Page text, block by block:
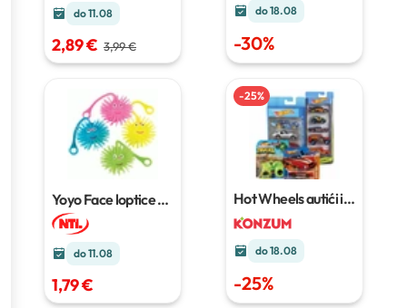
do 11.08
2,89 € 3,99 €
do 18.08
-30%
Yoyo Face loptice1
kom
do 11.08
1,79 €
-25%
Hot Wheels autići i
kamioni
do 18.08
-25%